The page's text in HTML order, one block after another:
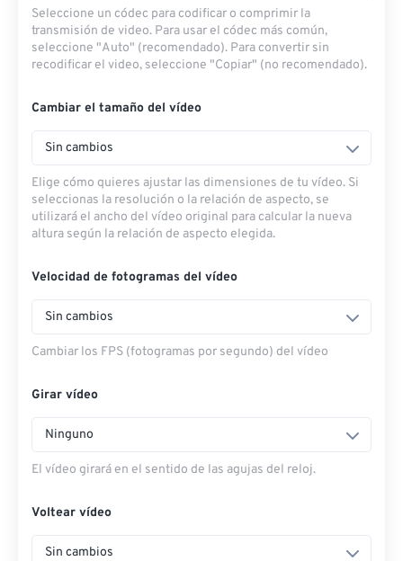
Seleccione un códec para codificar o comprimir la
transmisión de video. Para usar el códec más común,
seleccione "Auto" (recomendado). Para convertir sin
recodificar el video, seleccione "Copiar" (no recomendado).
Cambiar el tamaño del vídeo
Sin cambios
Elige cómo quieres ajustar las dimensiones de tu vídeo. Si
seleccionas la resolución o la relación de aspecto, se
utilizará el ancho del vídeo original para calcular la nueva
altura según la relación de aspecto elegida.
Velocidad de fotogramas del vídeo
Sin cambios
Cambiar los FPS (fotogramas por segundo) del vídeo
Girar vídeo
Ninguno
El vídeo girará en el sentido de las agujas del reloj.
Voltear vídeo
Sin cambios